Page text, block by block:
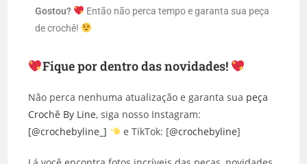
Gostou?
Então não perca tempo e garanta sua peça
de crochê!
Fique por dentro das novidades!
Não perca nenhuma atualização e garanta sua peça
Crochê By Line, siga nosso Instagram:
[@crochebyline_]
e TikTok: [@crochebyline]